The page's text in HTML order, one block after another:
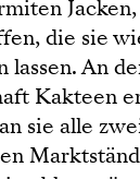
die sie
lassen. An
Kakteen
sie alle